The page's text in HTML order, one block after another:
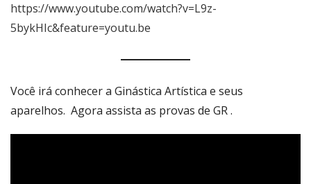
https://www.youtube.com/watch?v=L9z-
5bykHIc&feature=youtu.be
Você irá conhecer a Ginástica Artística e seus
aparelhos. Agora assista as provas de GR .